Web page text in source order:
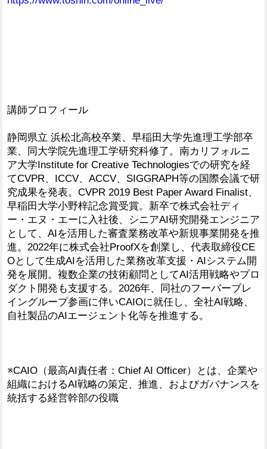
講師プロフィール
静岡県立 浜松北高校卒業、早稲田大学先進理工学部卒
業、同大学院先進理工学研究科修了。南カリフォルニ
ア大学Institute for Creative Technologiesでの研究を経
てCVPR、ICCV、ACCV、SIGGRAPH等の国際会議で研
究成果を発表。CVPR 2019 Best Paper Award Finalist、
早稲田大学小野梓記念賞受賞。新卒で株式会社ディ
ー・エヌ・エーに入社後、シニアAI研究開発エンジニア
として、AIを活用した審査業務改革や新規事業開発を推
進。2022年に株式会社ProofXを創業し、代表取締役CE
Oとして生成AIを活用した業務改革支援・AIシステム開
発を展開。複数企業の技術顧問としてAI活用戦略やプロ
ダクト開発も支援する。2026年、同社のフーバーブレ
イングループ参画に伴いCAIOに就任し、全社AI戦略、
自社製品のAIエージェント化等を推進する。
※CAIO（最高AI責任者：Chief AI Officer）とは、企業や
組織におけるAI戦略の策定、推進、およびガバナンスを
統括する経営幹部の役職